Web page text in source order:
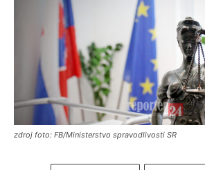
zdroj foto: FB/Ministerstvo spravodlivosti SR